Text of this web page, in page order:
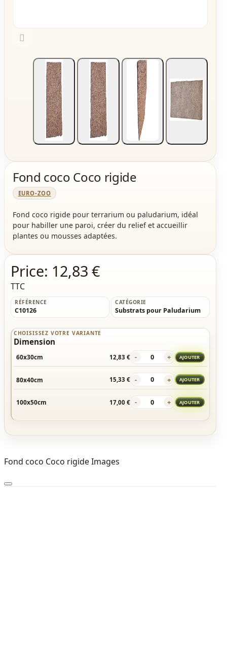

Fond coco Coco rigide
EURO-ZOO
Fond coco rigide pour terrarium ou paludarium, idéal
pour habiller une paroi, créer du relief et accueillir
plantes ou mousses adaptées.
Price: 12,83 €
TTC
RÉFÉRENCE
C10126
CATÉGORIE
Substrats pour Paludarium
CHOISISSEZ VOTRE VARIANTE
Dimension
60x30cm 12,83 € - + AJOUTER
80x40cm 15,33 € - + AJOUTER
100x50cm 17,00 € - + AJOUTER
Fond coco Coco rigide Images